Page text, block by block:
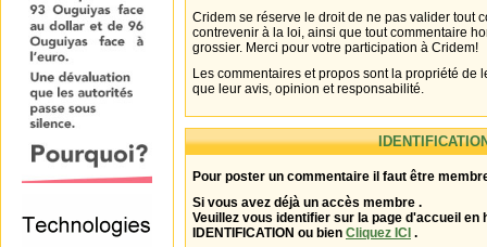
Cridem se réserve le droit de ne pas valider tout
contrevenir à la loi, ainsi que tout commentaire
grossier. Merci pour votre participation à Cridem!
Les commentaires et propos sont la propriété de
que leur avis, opinion et responsabilité.
Pour poster un commentaire il faut être
Si vous avez déjà un accès membre .
Veuillez vous identifier sur la page d'accueil en
IDENTIFICATION ou bien Cliquez ICI .